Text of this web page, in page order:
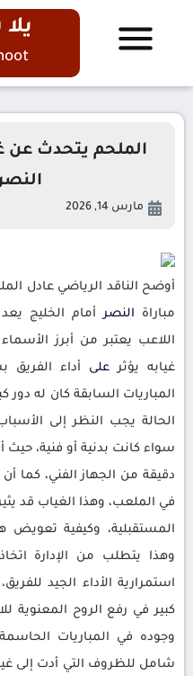
الملحم يتحدث عن
مارس 14, 2026
أوضح الناقد الرياضي عادل
مباراة النصرأمام الخليج
اللاعب يعتبر من أبرز
غيابه يؤثر على أداء الفريق
المباريات السابقة كان له دور
الحالة يجب النظر إلى
سواء كانت بدنية أو فنية،
دقيقة من الجهاز الفني، كما
في الملعب، وهذا الغياب قد
المستقبلية، وكيفية تعويض
وهذا يتطلب من الإدارة
استمرارية الأداء الجيد
كبير في رفع الروح المعنوية
وجوده في المباريات
شامل للظروف التي أدت إلى